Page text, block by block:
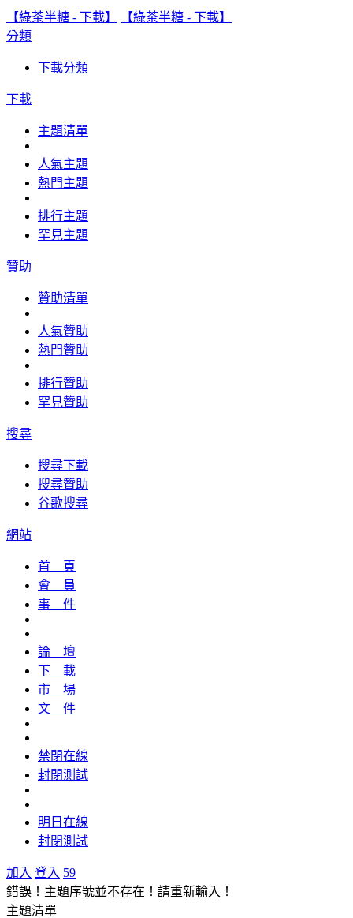
【綠茶半糖 - 下載】
【綠茶半糖 - 下載】
分類
下載分類
下載
主題清單
人氣主題
熱門主題
排行主題
罕見主題
贊助
贊助清單
人氣贊助
熱門贊助
排行贊助
罕見贊助
搜尋
搜尋下載
搜尋贊助
谷歌搜尋
網站
首 頁
會 員
事 件
論 壇
下 載
市 場
文 件
禁閉在線
封閉測試
明日在線
封閉測試
加入 登入 59
錯誤！主題序號並不存在！請重新輸入！
主題清單